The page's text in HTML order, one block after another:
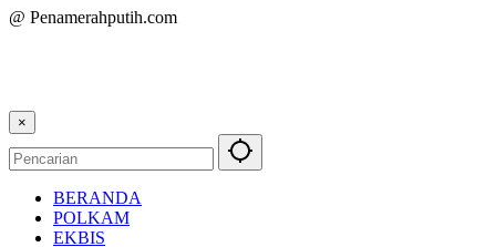
@ Penamerahputih.com
×
BERANDA
POLKAM
EKBIS